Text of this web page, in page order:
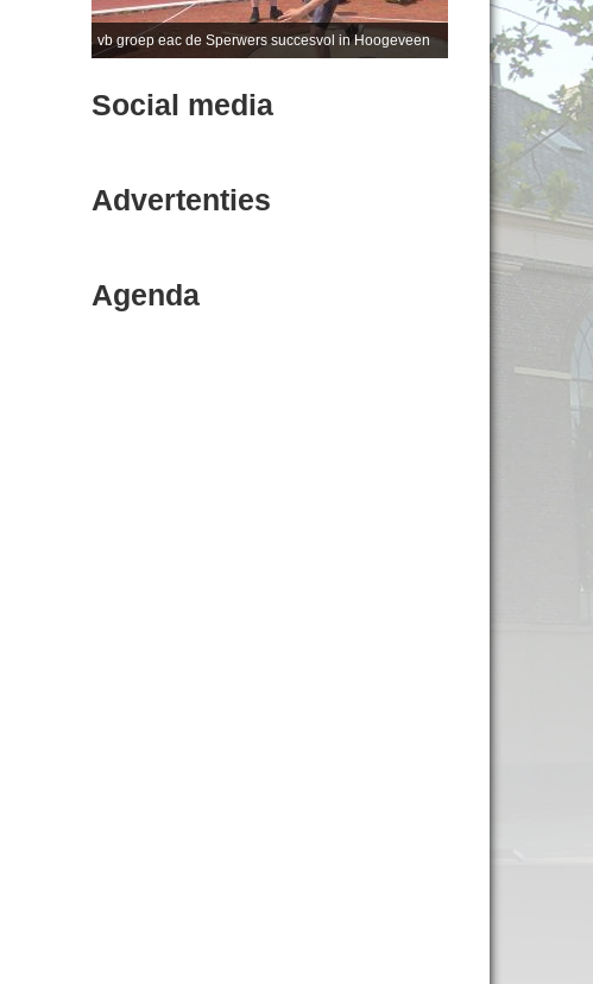
vb groep eac de Sperwers succesvol in Hoogeveen
Social media
Advertenties
Agenda